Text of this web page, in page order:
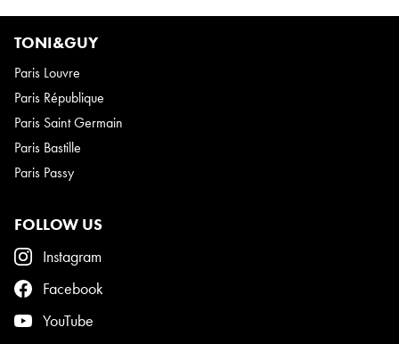
TONI&GUY
Paris Louvre
Paris République
Paris Saint Germain
Paris Bastille
Paris Passy
FOLLOW US
Instagram
Facebook
YouTube